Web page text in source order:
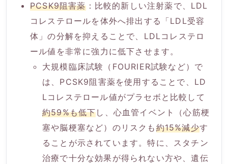
PCSK9阻害薬：比較的新しい注射薬で、LDL
コレステロールを体外へ排出する「LDL受容
体」の分解を抑えることで、LDLコレステロ
ール値を非常に強力に低下させます。
大規模臨床試験（FOURIER試験など）で
は、PCSK9阻害薬を使用することで、LD
Lコレステロール値がプラセボと比較して
約59%も低下し、心血管イベント（心筋梗
塞や脳梗塞など）のリスクも 約15%減少す
ることが示されています。特に、スタチン
治療で十分な効果が得られない方や、遺伝